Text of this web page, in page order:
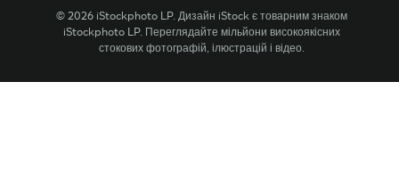
© 2026 iStockphoto LP. Дизайн iStock є товарним знаком
iStockphoto LP. Переглядайте мільйони високоякісних
стокових фотографій, ілюстрацій і відео.